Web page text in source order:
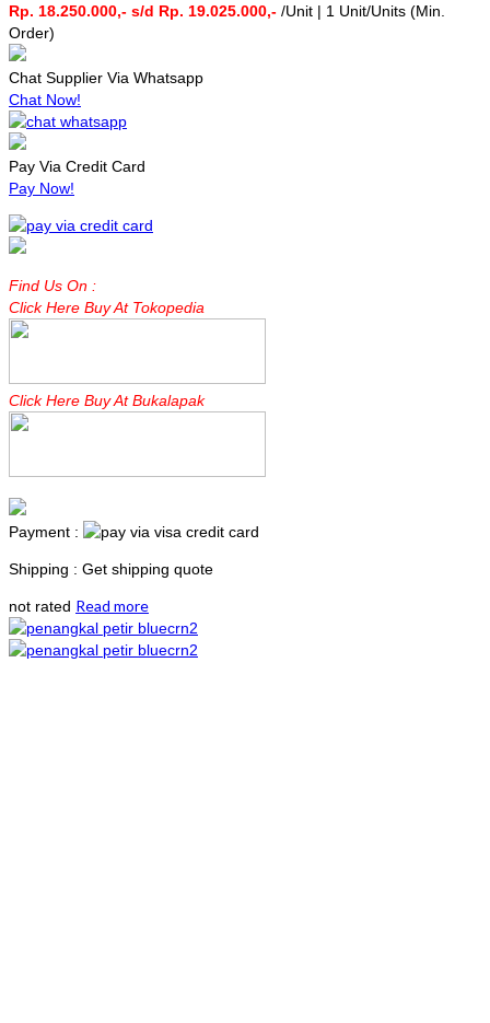
Rp. 18.250.000,- s/d Rp. 19.025.000,- /Unit | 1 Unit/Units (Min.
Order)
Chat Supplier Via Whatsapp
Chat Now!
Pay Via Credit Card
Pay Now!
Find Us On :
Click Here Buy At Tokopedia
Click Here Buy At Bukalapak
Payment :
Shipping : Get shipping quote
not rated Read more